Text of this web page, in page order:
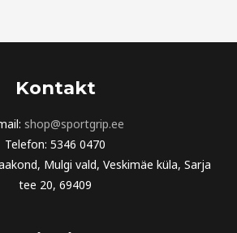
Kontakt
shop@sportgrip.ee
Telefon: 5346 0470
Mulgi vald, Veskimäe küla, Sarja
tee 20, 69409